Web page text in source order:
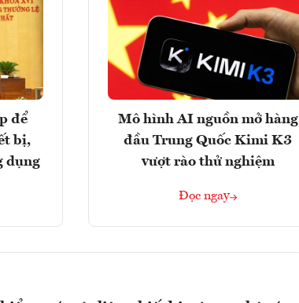
để
bị,
dụng
Mô hình AI nguồn mở hàng
đầu Trung Quốc Kimi K3
vượt rào thử nghiệm
Đọc ngay